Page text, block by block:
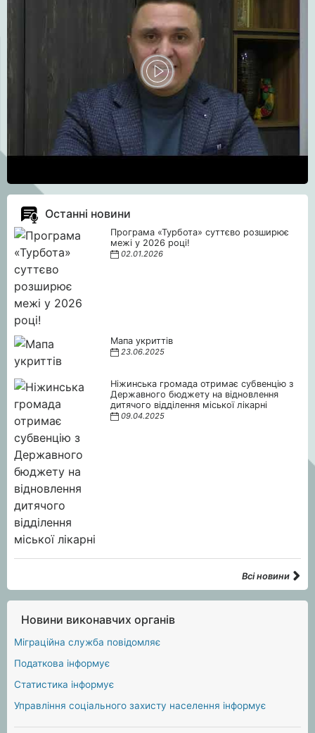
Останні новини
Програма «Турбота» суттєво розширює
межі у 2026 році!
02.01.2026
Мапа укриттів
23.06.2025
Ніжинська громада отримає субвенцію з
Державного бюджету на відновлення
дитячого відділення міської лікарні
09.04.2025
Всі новини
Новини виконавчих органів
Міграційна служба повідомляє
Податкова інформує
Статистика інформує
Управління соціального захисту населення інформує